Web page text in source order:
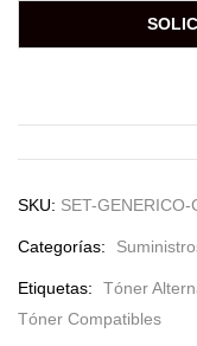
SKU: SET-
Categorías:
Etiquetas: Tóner
Tóner Compatibles